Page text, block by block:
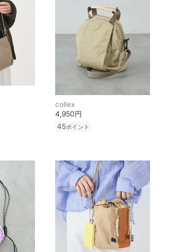
collex
4,950円
45ポイント